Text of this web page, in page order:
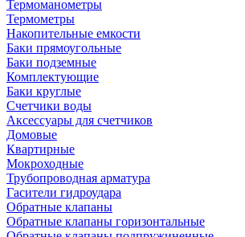
Термоманометры
Термометры
Накопительные емкости
Баки прямоугольные
Баки подземные
Комплектующие
Баки круглые
Счетчики воды
Аксессуары для счетчиков
Домовые
Квартирные
Мокроходные
Трубопроводная арматура
Гасители гидроудара
Обратные клапаны
Обратные клапаны горизонтальные